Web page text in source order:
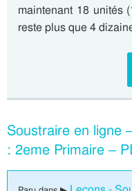
maintenant 18
reste plus que 4
Soustraire en ligne
: 2eme Primaire –